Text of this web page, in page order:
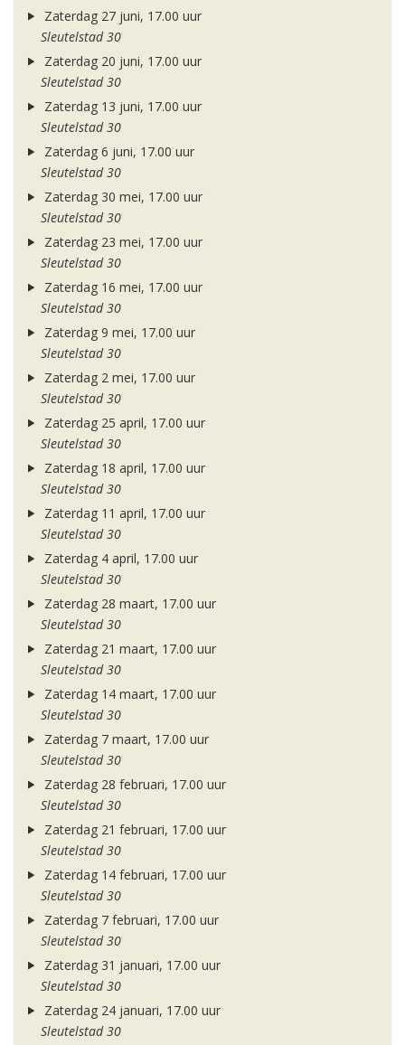
Zaterdag 27 juni, 17.00 uur
Sleutelstad 30
Zaterdag 20 juni, 17.00 uur
Sleutelstad 30
Zaterdag 13 juni, 17.00 uur
Sleutelstad 30
Zaterdag 6 juni, 17.00 uur
Sleutelstad 30
Zaterdag 30 mei, 17.00 uur
Sleutelstad 30
Zaterdag 23 mei, 17.00 uur
Sleutelstad 30
Zaterdag 16 mei, 17.00 uur
Sleutelstad 30
Zaterdag 9 mei, 17.00 uur
Sleutelstad 30
Zaterdag 2 mei, 17.00 uur
Sleutelstad 30
Zaterdag 25 april, 17.00 uur
Sleutelstad 30
Zaterdag 18 april, 17.00 uur
Sleutelstad 30
Zaterdag 11 april, 17.00 uur
Sleutelstad 30
Zaterdag 4 april, 17.00 uur
Sleutelstad 30
Zaterdag 28 maart, 17.00 uur
Sleutelstad 30
Zaterdag 21 maart, 17.00 uur
Sleutelstad 30
Zaterdag 14 maart, 17.00 uur
Sleutelstad 30
Zaterdag 7 maart, 17.00 uur
Sleutelstad 30
Zaterdag 28 februari, 17.00 uur
Sleutelstad 30
Zaterdag 21 februari, 17.00 uur
Sleutelstad 30
Zaterdag 14 februari, 17.00 uur
Sleutelstad 30
Zaterdag 7 februari, 17.00 uur
Sleutelstad 30
Zaterdag 31 januari, 17.00 uur
Sleutelstad 30
Zaterdag 24 januari, 17.00 uur
Sleutelstad 30